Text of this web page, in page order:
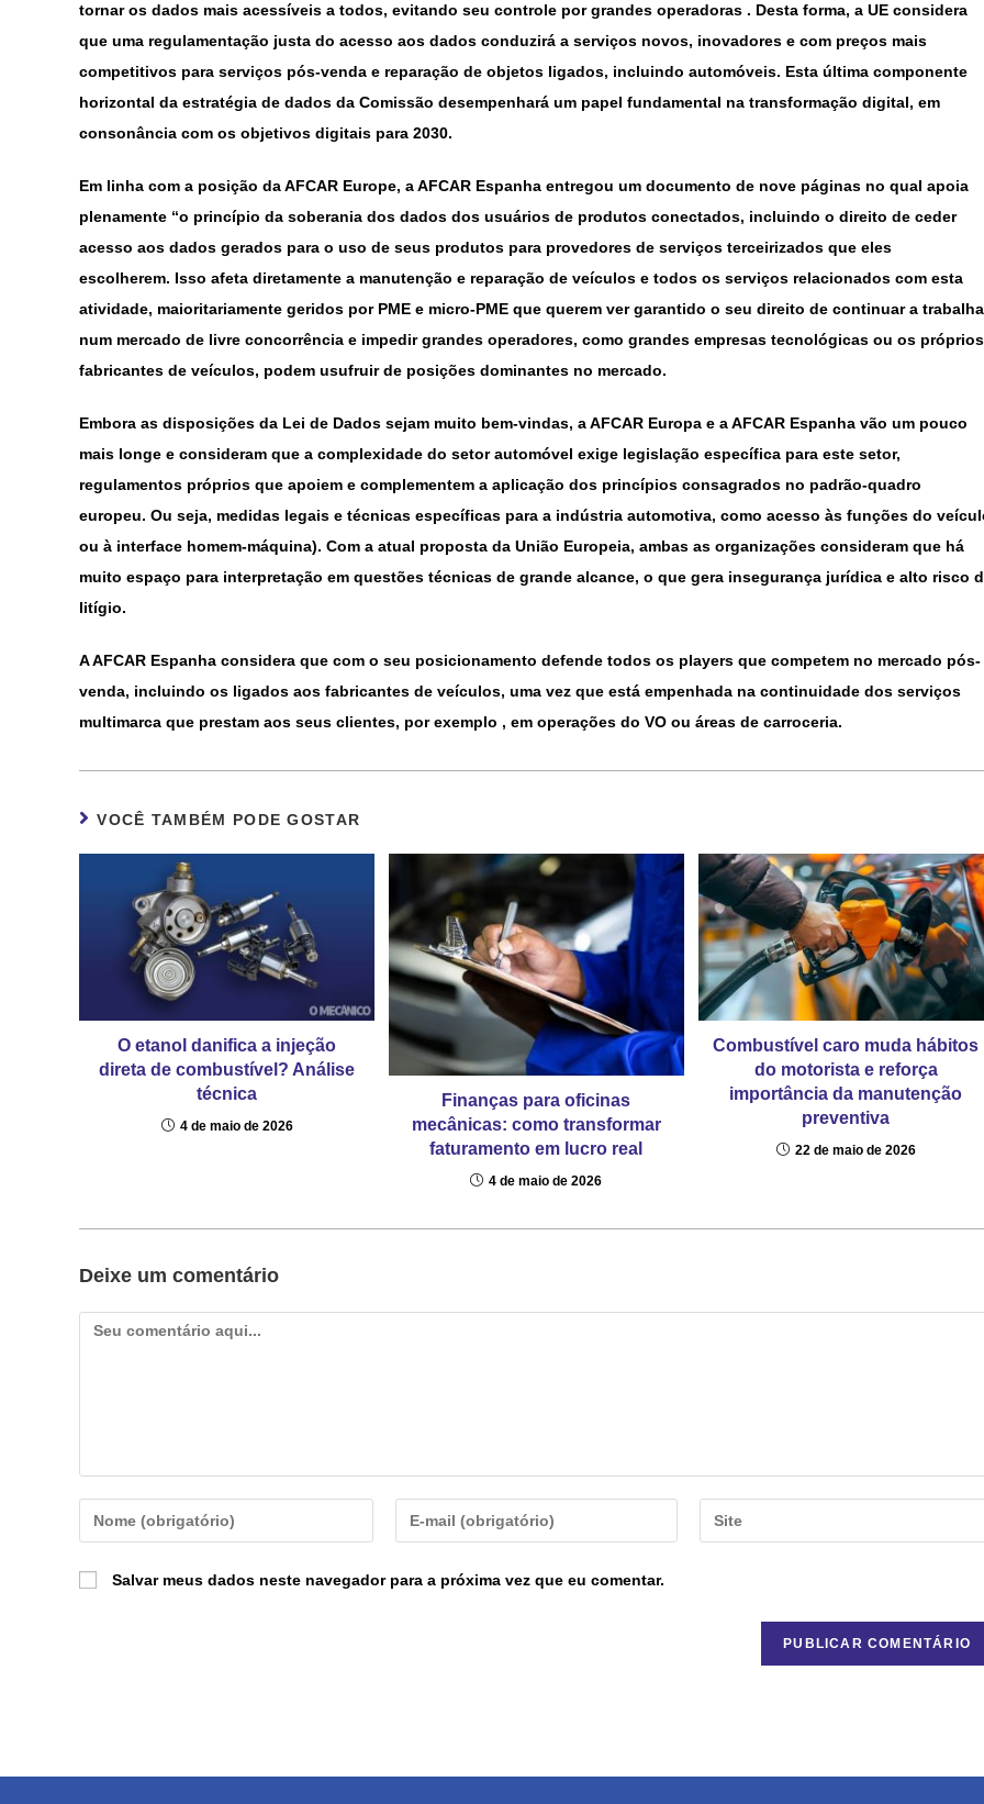
tornar os dados mais acessíveis a todos, evitando seu controle por grandes operadoras . Desta forma, a UE considera
que uma regulamentação justa do acesso aos dados conduzirá a serviços novos, inovadores e com preços mais
competitivos para serviços pós-venda e reparação de objetos ligados, incluindo automóveis. Esta última componente
horizontal da estratégia de dados da Comissão desempenhará um papel fundamental na transformação digital, em
consonância com os objetivos digitais para 2030.
Em linha com a posição da AFCAR Europe, a AFCAR Espanha entregou um documento de nove páginas no qual apoia
plenamente “o princípio da soberania dos dados dos usuários de produtos conectados, incluindo o direito de ceder
acesso aos dados gerados para o uso de seus produtos para provedores de serviços terceirizados que eles
escolherem. Isso afeta diretamente a manutenção e reparação de veículos e todos os serviços relacionados com esta
atividade, maioritariamente geridos por PME e micro-PME que querem ver garantido o seu direito de continuar a
num mercado de livre concorrência e impedir grandes operadores, como grandes empresas tecnológicas ou os próprios
fabricantes de veículos, podem usufruir de posições dominantes no mercado.
Embora as disposições da Lei de Dados sejam muito bem-vindas, a AFCAR Europa e a AFCAR Espanha vão um pouco
mais longe e consideram que a complexidade do setor automóvel exige legislação específica para este setor,
regulamentos próprios que apoiem e complementem a aplicação dos princípios consagrados no padrão-quadro
europeu. Ou seja, medidas legais e técnicas específicas para a indústria automotiva, como acesso às funções do
ou à interface homem-máquina). Com a atual proposta da União Europeia, ambas as organizações consideram que há
muito espaço para interpretação em questões técnicas de grande alcance, o que gera insegurança jurídica e alto risco
litígio.
A AFCAR Espanha considera que com o seu posicionamento defende todos os players que competem no mercado pós-
venda, incluindo os ligados aos fabricantes de veículos, uma vez que está empenhada na continuidade dos serviços
multimarca que prestam aos seus clientes, por exemplo , em operações do VO ou áreas de carroceria.
VOCÊ TAMBÉM PODE GOSTAR
O etanol danifica a injeção
direta de combustível? Análise
técnica
4 de maio de 2026
Finanças para oficinas
mecânicas: como transformar
faturamento em lucro real
4 de maio de 2026
Combustível caro muda hábitos
do motorista e reforça
importância da manutenção
preventiva
22 de maio de 2026
Deixe um comentário
Salvar meus dados neste navegador para a próxima vez que eu comentar.